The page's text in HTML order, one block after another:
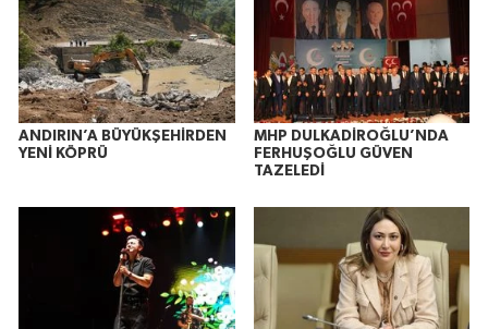
ANDIRIN’A BÜYÜKŞEHİRDEN
YENİ KÖPRÜ
MHP DULKADİROĞLU’NDA
FERHUŞOĞLU GÜVEN
TAZELEDİ